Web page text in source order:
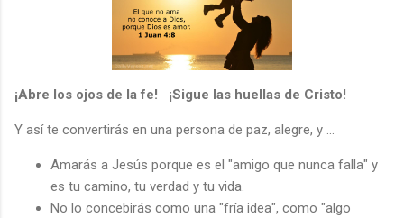
¡Abre los ojos de la fe! ¡Sigue las huellas de Cristo!
Y así te convertirás en una persona de paz, alegre, y …
Amarás a Jesús porque es el "amigo que nunca falla" y
es tu camino, tu verdad y tu vida.
No lo concebirás como una "fría idea", como "algo